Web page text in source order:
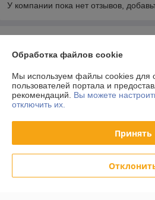
У компании пока нет отзывов,
Доставка и оплата
График работы
Полная версия сайта
Политика обработки cookies
Обработка файлов cookie
Мы используем файлы cookies для
пользователей портала и
рекомендаций. Вы можете
отключить их.
Принять